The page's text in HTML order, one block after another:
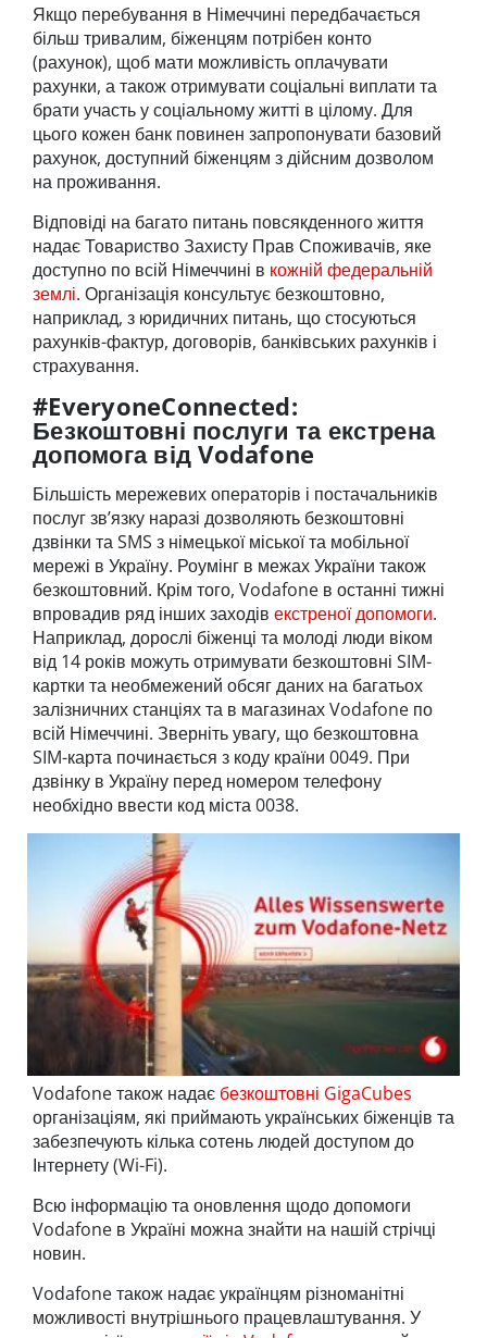
Якщо перебування в Німеччині передбачається
більш тривалим, біженцям потрібен конто
(рахунок), щоб мати можливість оплачувати
рахунки, а також отримувати соціальні виплати та
брати участь у соціальному житті в цілому. Для
цього кожен банк повинен запропонувати базовий
рахунок, доступний біженцям з дійсним дозволом
на проживання.
Відповіді на багато питань повсякденного життя
надає Товариство Захисту Прав Споживачів, яке
доступно по всій Німеччині в кожній федеральній
землі. Організація консультує безкоштовно,
наприклад, з юридичних питань, що стосуються
рахунків-фактур, договорів, банківських рахунків і
страхування.
#EveryoneConnected:
Безкоштовні послуги та екстрена
допомога від Vodafone
Більшість мережевих операторів і постачальників
послуг зв’язку наразі дозволяють безкоштовні
дзвінки та SMS з німецької міської та мобільної
мережі в Україну. Роумінг в межах України також
безкоштовний. Крім того, Vodafone в останні тижні
впровадив ряд інших заходів екстреної допомоги.
Наприклад, дорослі біженці та молоді люди віком
від 14 років можуть отримувати безкоштовні SIM-
картки та необмежений обсяг даних на багатьох
залізничних станціях та в магазинах Vodafone по
всій Німеччині. Зверніть увагу, що безкоштовна
SIM-карта починається з коду країни 0049. При
дзвінку в Україну перед номером телефону
необхідно ввести код міста 0038.
Vodafone також надає безкоштовні GigaCubes
організаціям, які приймають українських біженців та
забезпечують кілька сотень людей доступом до
Інтернету (Wi-Fi).
Всю інформацію та оновлення щодо допомоги
Vodafone в Україні можна знайти на нашій стрічці
новин.
Vodafone також надає українцям різноманітні
можливості внутрішнього працевлаштування. У